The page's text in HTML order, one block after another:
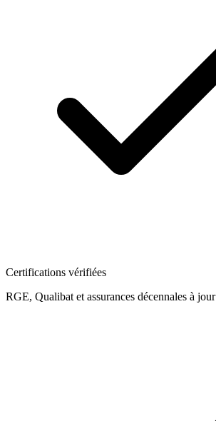
Certifications vérifiées
RGE, Qualibat et assurances décennales à jour